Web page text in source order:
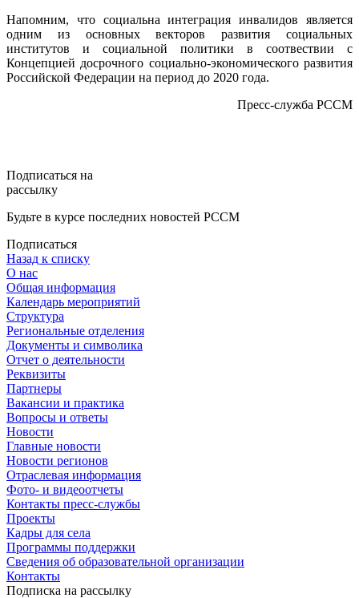
Напомним, что социальна интеграция инвалидов является
одним из основных векторов развития социальных
институтов и социальной политики в соотвествии с
Концепцией досрочного социально-экономического развития
Российской Федерации на период до 2020 года.
Пресс-служба РССМ
Подписаться на
рассылку
Будьте в курсе последних новостей РССМ
Подписаться
Назад к списку
О нас
Общая информация
Календарь мероприятий
Структура
Региональные отделения
Документы и символика
Отчет о деятельности
Реквизиты
Партнеры
Вакансии и практика
Вопросы и ответы
Новости
Главные новости
Новости регионов
Отраслевая информация
Фото- и видеоотчеты
Контакты пресс-службы
Проекты
Кадры для села
Программы поддержки
Сведения об образовательной организации
Контакты
Подписка на рассылку